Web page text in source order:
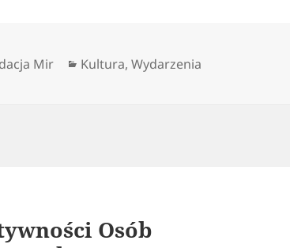
Mir Kategorie
Kultura,Wydarzenia
Osób